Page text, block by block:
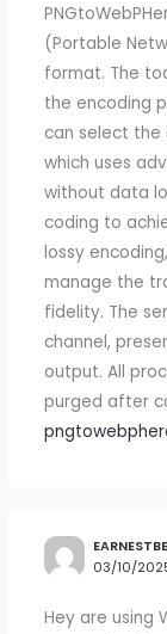
(Portable
format. The
the encoding
can select the
which uses
without data
coding to
lossy
manage the
fidelity. The
channel,
output. All
purged after
03/10/
Hey are using